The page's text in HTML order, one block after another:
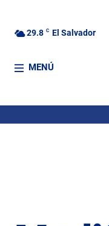
29.8 C El Salvador
MENÚ